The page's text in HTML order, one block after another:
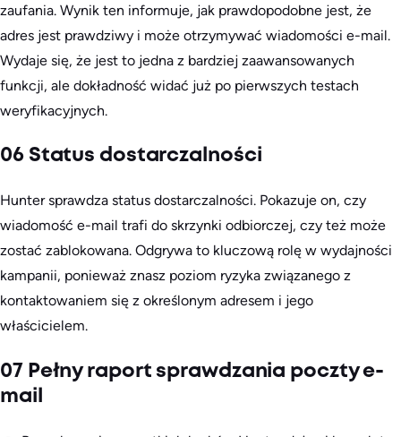
zaufania. Wynik ten informuje, jak prawdopodobne jest, że
adres jest prawdziwy i może otrzymywać wiadomości e-mail.
Wydaje się, że jest to jedna z bardziej zaawansowanych
funkcji, ale dokładność widać już po pierwszych testach
weryfikacyjnych.
06 Status dostarczalności
Hunter sprawdza status dostarczalności. Pokazuje on, czy
wiadomość e-mail trafi do skrzynki odbiorczej, czy też może
zostać zablokowana. Odgrywa to kluczową rolę w wydajności
kampanii, ponieważ znasz poziom ryzyka związanego z
kontaktowaniem się z określonym adresem i jego
właścicielem.
07 Pełny raport sprawdzania poczty e-
mail